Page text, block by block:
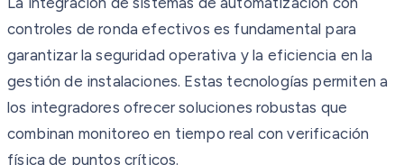
controles de ronda efectivos es fundamental para
garantizar la seguridad operativa y la eficiencia en la
gestión de instalaciones. Estas tecnologías permiten a
los integradores ofrecer soluciones robustas que
combinan monitoreo en tiempo real con verificación
física de puntos críticos.